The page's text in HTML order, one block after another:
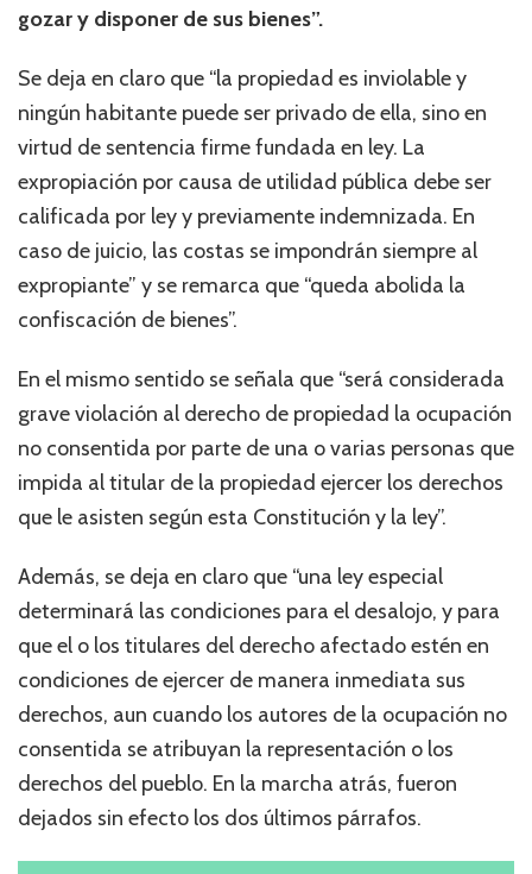
gozar y disponer de sus bienes”.
Se deja en claro que “la propiedad es inviolable y
ningún habitante puede ser privado de ella, sino en
virtud de sentencia firme fundada en ley. La
expropiación por causa de utilidad pública debe ser
calificada por ley y previamente indemnizada. En
caso de juicio, las costas se impondrán siempre al
expropiante” y se remarca que “queda abolida la
confiscación de bienes”.
En el mismo sentido se señala que “será considerada
grave violación al derecho de propiedad la ocupación
no consentida por parte de una o varias personas que
impida al titular de la propiedad ejercer los derechos
que le asisten según esta Constitución y la ley”.
Además, se deja en claro que “una ley especial
determinará las condiciones para el desalojo, y para
que el o los titulares del derecho afectado estén en
condiciones de ejercer de manera inmediata sus
derechos, aun cuando los autores de la ocupación no
consentida se atribuyan la representación o los
derechos del pueblo. En la marcha atrás, fueron
dejados sin efecto los dos últimos párrafos.